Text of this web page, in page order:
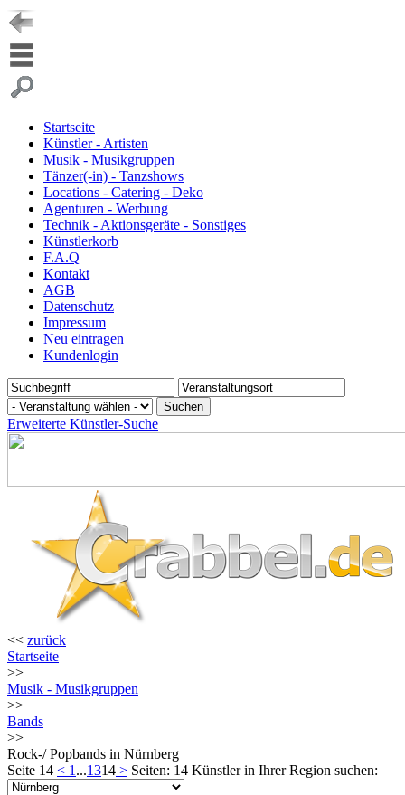
Startseite
Künstler - Artisten
Musik - Musikgruppen
Tänzer(-in) - Tanzshows
Locations - Catering - Deko
Agenturen - Werbung
Technik - Aktionsgeräte - Sonstiges
Künstlerkorb
F.A.Q
Kontakt
AGB
Datenschutz
Impressum
Neu eintragen
Kundenlogin
Erweiterte Künstler-Suche
<< zurück
Startseite
>>
Musik - Musikgruppen
>>
Bands
>>
Rock-/ Popbands in Nürnberg
Seite 14 < 1 ...1314 > Seiten: 14 Künstler in Ihrer Region suchen: